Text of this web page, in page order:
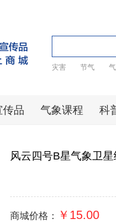
灾害 节气
传品 气象课程 科
风云四号B星气象卫星
商城价格： ￥15.00